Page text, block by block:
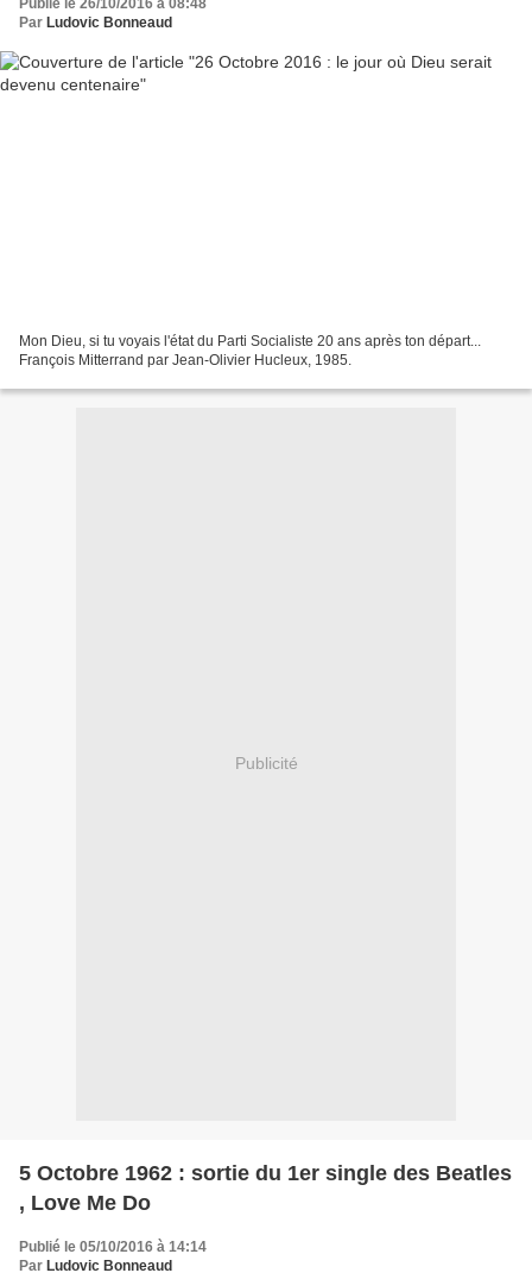
Publié le 26/10/2016 à 08:48
Par Ludovic Bonneaud
Mon Dieu, si tu voyais l'état du Parti Socialiste 20 ans après ton départ...
François Mitterrand par Jean-Olivier Hucleux, 1985.
Publicité
5 Octobre 1962 : sortie du 1er single des Beatles
, Love Me Do
Publié le 05/10/2016 à 14:14
Par Ludovic Bonneaud